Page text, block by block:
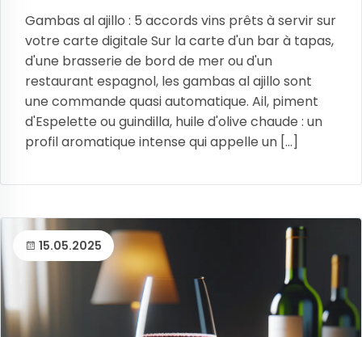
Gambas al ajillo : 5 accords vins prêts à servir sur
votre carte digitale Sur la carte d'un bar à tapas,
d'une brasserie de bord de mer ou d'un
restaurant espagnol, les gambas al ajillo sont
une commande quasi automatique. Ail, piment
d'Espelette ou guindilla, huile d'olive chaude : un
profil aromatique intense qui appelle un [...]
15.05.2025